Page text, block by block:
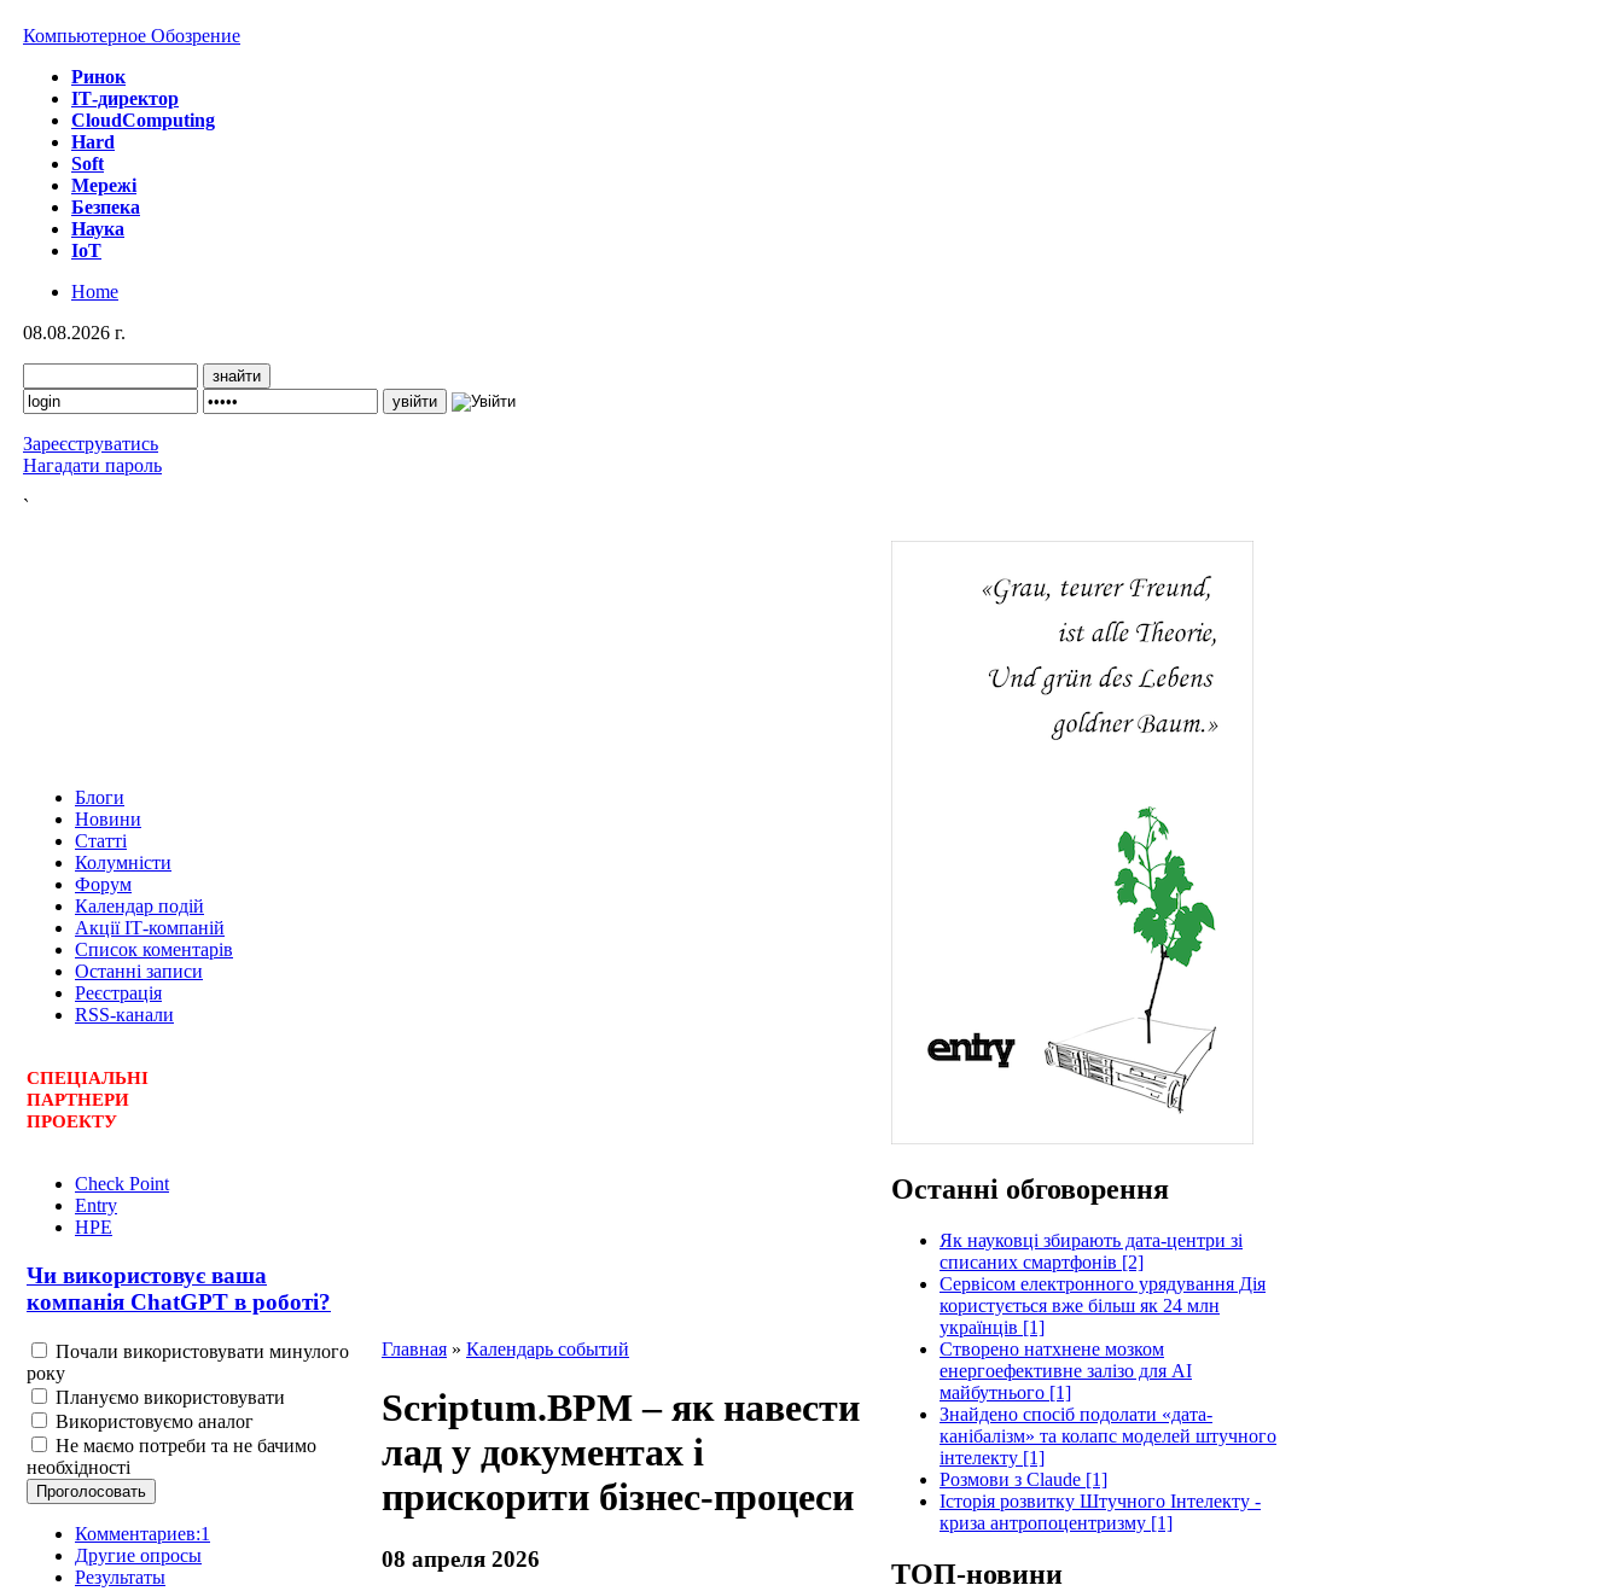
Компьютерное Обозрение
Ринок
IТ-директор
CloudComputing
Hard
Soft
Мережі
Безпека
Наука
IoT
Home
08.08.2026 г.
Зареєструватись
Нагадати пароль
`
Блоги
Новини
Статті
Колумністи
Форум
Календар подій
Акції ІТ-компаній
Список коментарів
Останні записи
Реєстрація
RSS-канали
СПЕЦІАЛЬНІ
ПАРТНЕРИ
ПРОЕКТУ
Check Point
Entry
HPE
Чи використовує ваша
компанія ChatGPT в роботі?
Почали використовувати минулого
року
Плануємо використовувати
Використовуємо аналог
Не маємо потреби та не бачимо
необхідності
Комментариев:1
Другие опросы
Результаты
Главная » Календарь событий
Scriptum.BPM – як навести
лад у документах і
прискорити бізнес-процеси
08 апреля 2026
Останні обговорення
Як науковці збирають дата-центри зі
списаних смартфонів [2]
Сервісом електронного урядування Дія
користується вже більш як 24 млн
українців [1]
Створено натхнене мозком
енергоефективне залізо для AI
майбутнього [1]
Знайдено спосіб подолати «дата-
канібалізм» та колапс моделей штучного
інтелекту [1]
Розмови з Claude [1]
Історія розвитку Штучного Інтелекту -
криза антропоцентризму [1]
ТОП-новини